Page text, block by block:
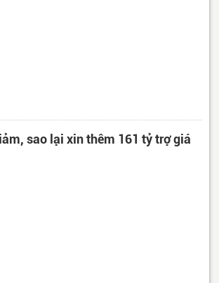
sao lại xin thêm 161 tỷ trợ giá